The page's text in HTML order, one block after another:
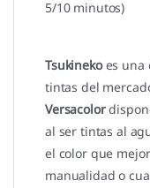
5/10 minutos)
Tsukinekoes una
tintas del
Versacolor
al ser tintas al
el color que
manualidad o